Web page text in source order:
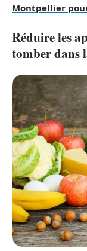
Montpellier
Réduire les
tomber dans